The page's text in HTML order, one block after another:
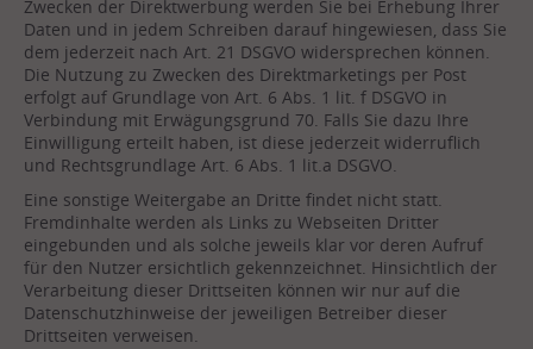
Zwecken der Direktwerbung werden Sie bei Erhebung Ihrer
Daten und in jedem Schreiben darauf hingewiesen, dass Sie
dem jederzeit nach Art. 21 DSGVO widersprechen können.
Die Nutzung zu Zwecken des Direktmarketings per Post
erfolgt auf Grundlage von Art. 6 Abs. 1 lit. f DSGVO in
Verbindung mit Erwägungsgrund 70. Falls Sie dazu Ihre
Einwilligung erteilt haben, ist diese jederzeit widerruflich
und Rechtsgrundlage Art. 6 Abs. 1 lit.a DSGVO.
Eine sonstige Weitergabe an Dritte findet nicht statt.
Fremdinhalte werden als Links zu Webseiten Dritter
eingebunden und als solche jeweils klar vor deren Aufruf
für den Nutzer ersichtlich gekennzeichnet. Hinsichtlich der
Verarbeitung dieser Drittseiten können wir nur auf die
Datenschutzhinweise der jeweiligen Betreiber dieser
Drittseiten verweisen.